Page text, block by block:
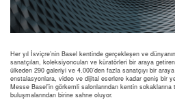
Her yıl İsviçre’nin Basel kentinde gerçekleşen ve
sanatçıları, koleksiyoncuları ve küratörleri bir araya
ülkeden 290 galeriyi ve 4.000’den fazla sanatçıyı bir
enstalasyonlara, video ve dijital eserlere kadar geniş bir
Messe Basel’in görkemli salonlarından kentin
buluşmalarından birine sahne oluyor.